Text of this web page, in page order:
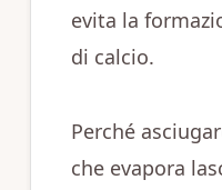
evita la
di calcio.
Perché
che evapora